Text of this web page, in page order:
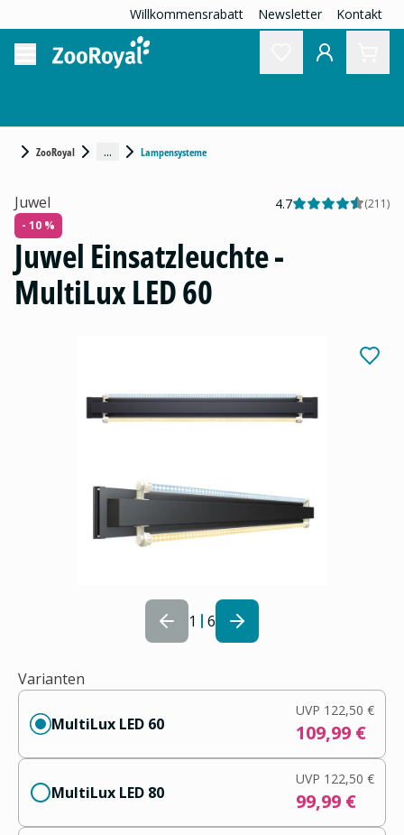
Willkommensrabatt Newsletter Kontakt
ZooRoyal ... Lampensysteme
1 6
Juwel 4.7 (211)
- 10 %
Juwel Einsatzleuchte -
MultiLux LED 60
Varianten
MultiLux LED 60
UVP 122,50 €
109,99 €
MultiLux LED 80
UVP 122,50 €
99,99 €